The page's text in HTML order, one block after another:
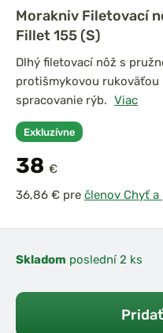
Morakniv Filetovací
Fillet 155 (S)
Exkluzívne
Dlhý filetovací nôž s
protišmykovou rukoväťou
spracovanie rýb. Viac
38 €
pre členov Chyť a
Skladom poslední 2 ks